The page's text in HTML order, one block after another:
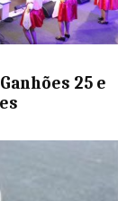
25 e